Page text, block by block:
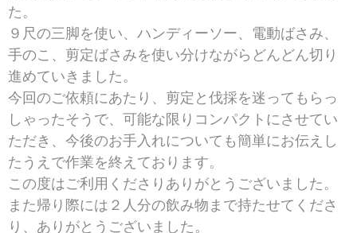
た。
９尺の三脚を使い、ハンディーソー、電動ばさみ、
手のこ、剪定ばさみを使い分けながらどんどん切り
進めていきました。
今回のご依頼にあたり、剪定と伐採を迷ってもらっ
しゃったそうで、可能な限りコンパクトにさせてい
ただき、今後のお手入れについても簡単にお伝えし
たうえで作業を終えております。
この度はご利用くださりありがとうございました。
また帰り際には２人分の飲み物まで持たせてくださ
り、ありがとうございました。